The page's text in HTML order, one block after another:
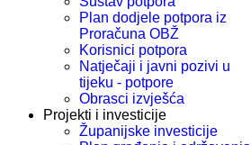
Plan dodjele potpora iz
Proračuna OBŽ
Korisnici potpora
Natječaji i javni pozivi u
tijeku - potpore
Obrasci izvješća
Projekti i investicije
Županijske investicije